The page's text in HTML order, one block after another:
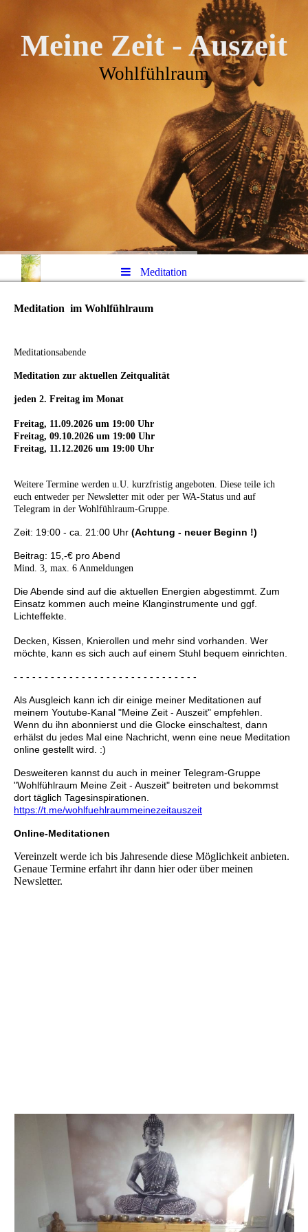
Meine Zeit - Auszeit
Wohlfühlraum
Meditation
Meditation im Wohlfühlraum
Meditationsabende
Meditation zur aktuellen Zeitqualität
jeden 2. Freitag im Monat
Freitag, 11.09.2026 um 19:00 Uhr
Freitag, 09.10.2026 um 19:00 Uhr
Freitag, 11.12.2026 um 19:00 Uhr
Weitere Termine werden u.U. kurzfristig angeboten. Diese teile ich
euch entweder per Newsletter mit oder per WA-Status und auf
Telegram in der Wohlfühlraum-Gruppe.
Zeit: 19:00 - ca. 21:00 Uhr (Achtung - neuer Beginn !)
Beitrag: 15,-€ pro Abend
Mind. 3, max. 6 Anmeldungen
Die Abende sind auf die aktuellen Energien abgestimmt. Zum
Einsatz kommen auch meine Klanginstrumente und ggf.
Lichteffekte.
Decken, Kissen, Knierollen und mehr sind vorhanden. Wer
möchte, kann es sich auch auf einem Stuhl bequem einrichten.
- - - - - - - - - - - - - - - - - - - - - - - - - - - - - -
Als Ausgleich kann ich dir einige meiner Meditationen auf
meinem Youtube-Kanal "Meine Zeit - Auszeit" empfehlen.
Wenn du ihn abonnierst und die Glocke einschaltest, dann
erhälst du jedes Mal eine Nachricht, wenn eine neue Meditation
online gestellt wird. :)
Desweiteren kannst du auch in meiner Telegram-Gruppe
"Wohlfühlraum Meine Zeit - Auszeit" beitreten und bekommst
dort täglich Tagesinspirationen.
https://t.me/wohlfuehlraummeinezeitauszeit
Online-Meditationen
Vereinzelt werde ich bis Jahresende diese Möglichkeit anbieten.
Genaue Termine erfahrt ihr dann hier oder über meinen
Newsletter.